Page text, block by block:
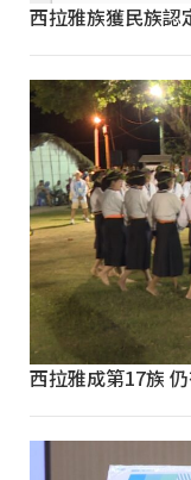
西拉雅族獲民族認
西拉雅成第17族